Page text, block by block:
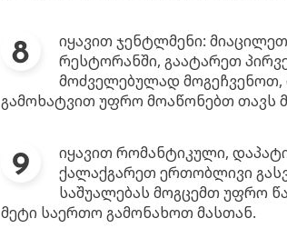
იყავით ჯენტლმენი:
რესტორანში, გაატარეთ
მოძველებულად მოგეჩვენოთ,
გამოხატვით უფრო მოაწონებთ თავს
იყავით რომანტიკული,
ქალაქგარეთ ერთობლივი
საშუალებას მოგცემთ უფრო
მეტი საერთო გამონახოთ მასთან.